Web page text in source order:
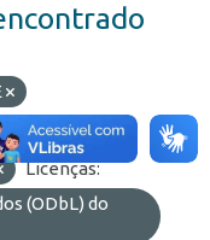
Licenças:
(ODbL) do